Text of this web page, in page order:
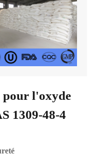
pour l'oxyde
1309-48-4